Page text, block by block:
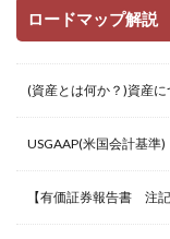
ロードマップ解説
(資産とは何か？)資産
USGAAP(米国会計基準)
【有価証券報告書 注